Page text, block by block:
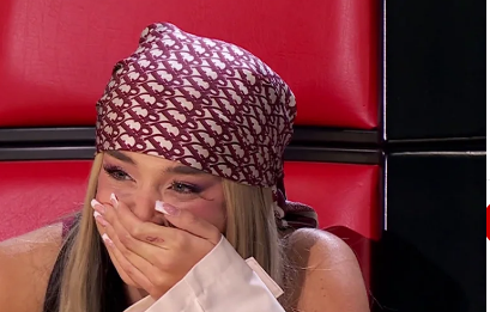
a Lola Índigo con una versión
interpreta ‘20 de enero’ de La Oreja de Van Gogh
un silencio cargado de emoción.
15:30
WhatsappFacebook